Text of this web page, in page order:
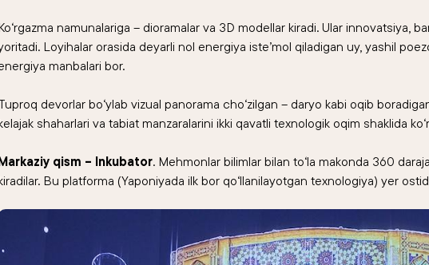
namunalariga – dioramalar va 3D modellar kiradi. Ular innovatsiya,
Loyihalar orasida deyarli nol energiya iste’mol qiladigan uy, yashil
manbalari bor.
devorlar bo‘ylab vizual panorama cho‘zilgan – daryo kabi oqib
shaharlari va tabiat manzaralarini ikki qavatli texnologik oqim shaklida
qism – Inkubator. Mehmonlar bilimlar bilan to‘la makonda 360
Bu platforma (Yaponiyada ilk bor qo‘llanilayotgan texnologiya) yer